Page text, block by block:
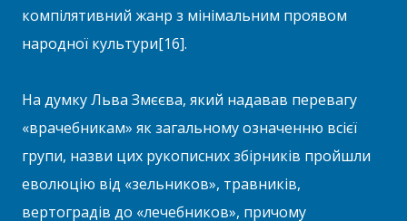
компілятивний жанр з мінімальним проявом
народної культури[16].
На думку Льва Змєєва, який надавав перевагу
«врачебникам» як загальному означенню всієї
групи, назви цих рукописних збірників пройшли
еволюцію від «зельников», травників,
вертоградів до «лечебников», причому